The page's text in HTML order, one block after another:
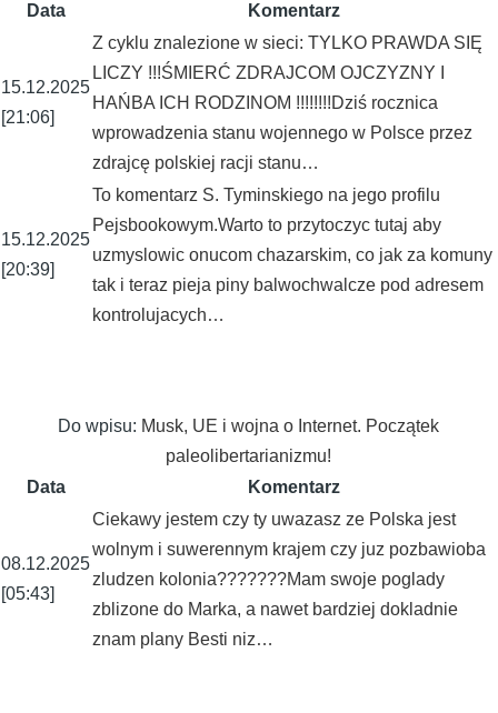
Data
Komentarz
15.12.2025
[21:06]
Z cyklu znalezione w sieci: TYLKO PRAWDA SIĘ
LICZY !!!ŚMIERĆ ZDRAJCOM OJCZYZNY I
HAŃBA ICH RODZINOM !!!!!!!!Dziś rocznica
wprowadzenia stanu wojennego w Polsce przez
zdrajcę polskiej racji stanu…
15.12.2025
[20:39]
To komentarz S. Tyminskiego na jego profilu
Pejsbookowym.Warto to przytoczyc tutaj aby
uzmyslowic onucom chazarskim, co jak za komuny
tak i teraz pieja piny balwochwalcze pod adresem
kontrolujacych…
Do wpisu: Musk, UE i wojna o Internet. Początek
paleolibertarianizmu!
Data
Komentarz
08.12.2025
[05:43]
Ciekawy jestem czy ty uwazasz ze Polska jest
wolnym i suwerennym krajem czy juz pozbawioba
zludzen kolonia???????Mam swoje poglady
zblizone do Marka, a nawet bardziej dokladnie
znam plany Besti niz…